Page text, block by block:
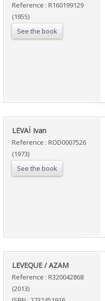
Reference : R160199129
(1955)
See the book
‎LEVAÏ Ivan‎
Reference : ROD0007526
(1973)
See the book
‎LEVEQUE / AZAM‎
Reference : R320042868
(2013)